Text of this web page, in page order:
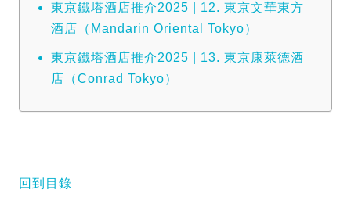
東京鐵塔酒店推介2025 | 12. 東京文華東方
酒店（Mandarin Oriental Tokyo）
東京鐵塔酒店推介2025 | 13. 東京康萊德酒
店（Conrad Tokyo）
回到目錄